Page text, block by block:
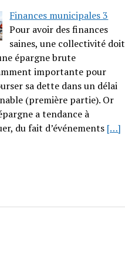
Finances municipales 3
Pour avoir des finances
saines, une collectivité doit
épargne brute
importante pour
sa dette dans un délai
(première partie). Or
a tendance à
du fait d’événements […]